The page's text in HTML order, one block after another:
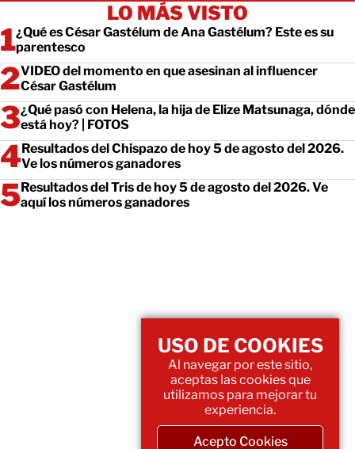
LO MÁS VISTO
¿Qué es César Gastélum de Ana Gastélum? Este es su
parentesco
VIDEO del momento en que asesinan al influencer
César Gastélum
¿Qué pasó con Helena, la hija de Elize Matsunaga, dónde
está hoy? | FOTOS
Resultados del Chispazo de hoy 5 de agosto del 2026.
Ve los números ganadores
Resultados del Tris de hoy 5 de agosto del 2026. Ve
aquí los números ganadores
USO DE COOKIES
Al navegar por este sitio,
aceptas las cookies que
utilizamos para mejorar tu
experiencia.
Acepto Cookies